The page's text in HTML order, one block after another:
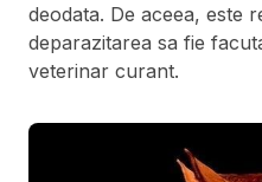
deodata. De aceea, este
deparazitarea sa fie
veterinar curant.